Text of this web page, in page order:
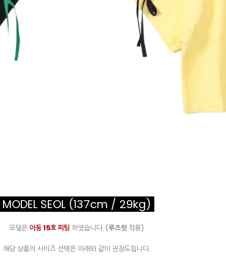
MODEL SEOL (137cm / 29kg)
모델은아동15호 피팅 하였습니다. (루즈핏 착용)
해당 상품의 사이즈 선택은 아래와 같이 권장드립니다.